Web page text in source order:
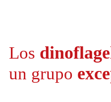
Los
un grupo